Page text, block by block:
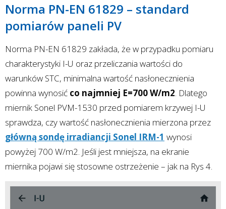
Norma PN-EN 61829 – standard
pomiarów paneli PV
Norma PN-EN 61829 zakłada, że w przypadku pomiaru
charakterystyki I-U oraz przeliczania wartości do
warunków STC, minimalna wartość nasłonecznienia
powinna wynosić co najmniej E=700 W/m2. Dlatego
miernik Sonel PVM-1530 przed pomiarem krzywej I-U
sprawdza, czy wartość nasłonecznienia mierzona przez
główną sondę irradiancji Sonel IRM-1 wynosi
powyżej 700 W/m2. Jeśli jest mniejsza, na ekranie
miernika pojawi się stosowne ostrzeżenie – jak na Rys 4.